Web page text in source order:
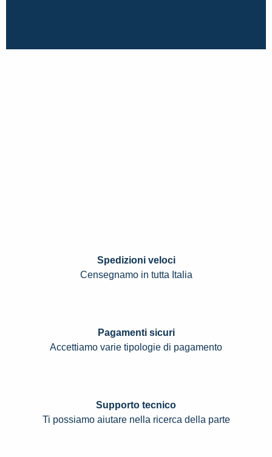
Spedizioni veloci
Censegnamo in tutta Italia
Pagamenti sicuri
Accettiamo varie tipologie di pagamento
Supporto tecnico
Ti possiamo aiutare nella ricerca della parte